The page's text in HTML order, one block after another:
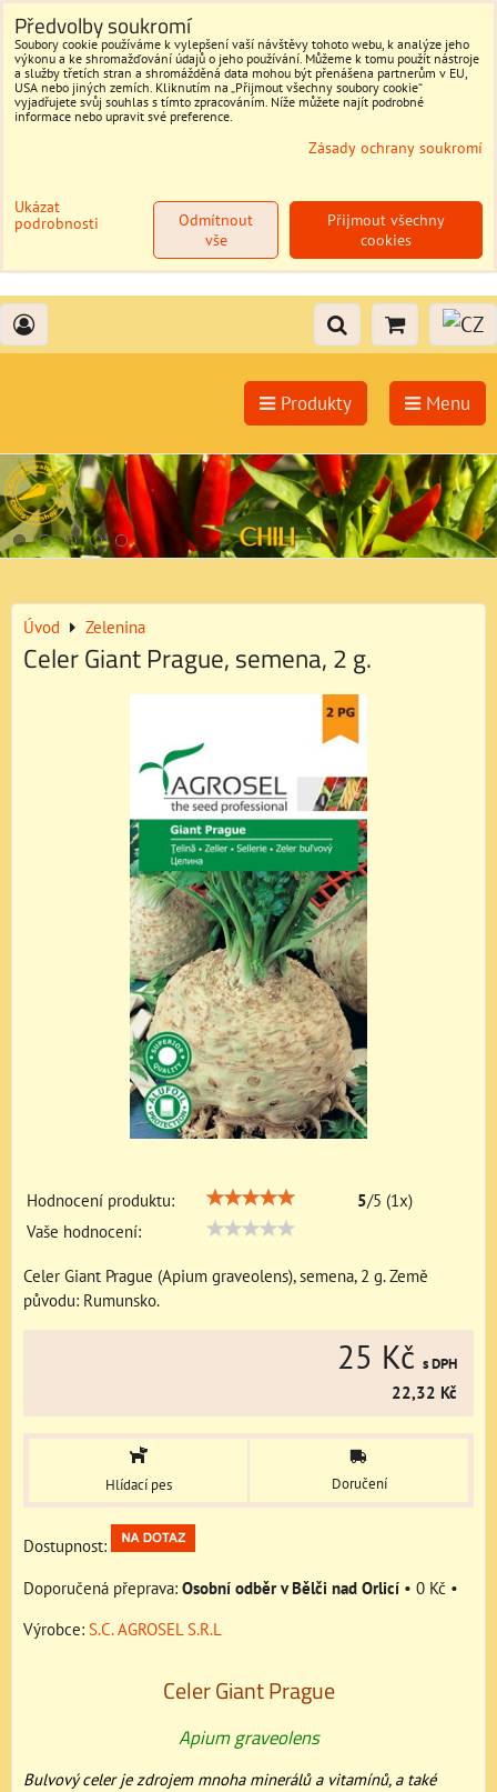
Produkty Menu
Úvod Zelenina
Celer Giant Prague, semena, 2 g.
Hodnocení produktu: 5/5 (1x)
Vaše hodnocení:
Celer Giant Prague (Apium graveolens), semena, 2 g. Země
původu: Rumunsko.
25 Kč s DPH
22,32 Kč
Hlídací pes Doručení
Dostupnost:
Osobní odběr v Bělči nad Orlicí • 0 Kč •
Výrobce: S.C. AGROSEL S.R.L
Celer Giant Prague
Apium graveolens
Bulvový celer je zdrojem mnoha minerálů a vitamínů, a také
Předvolby soukromí
Soubory cookie používáme k vylepšení vaší návštěvy tohoto webu, k analýze jeho
výkonu a ke shromažďování údajů o jeho používání. Můžeme k tomu použít nástroje
a služby třetích stran a shromážděná data mohou být přenášena partnerům v EU,
USA nebo jiných zemích. Kliknutím na „Přijmout všechny soubory cookie“
vyjadřujete svůj souhlas s tímto zpracováním. Níže můžete najít podrobné
informace nebo upravit své preference.
Zásady ochrany soukromí
Ukázat
podrobnosti
Přijmout všechny
cookies
Odmítnout
vše